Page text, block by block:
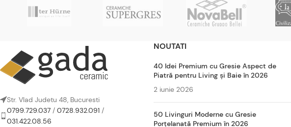
Str. Vlad Judetu 48, Bucuresti
0799.729.037 / 0728.932.091 /
031.422.08.56
NOUTATI
40 Idei Premium cu Gresie Aspect de
Piatră pentru Living și Baie în 2026
2 iunie 2026
50 Livinguri Moderne cu Gresie
Porțelanată Premium în 2026